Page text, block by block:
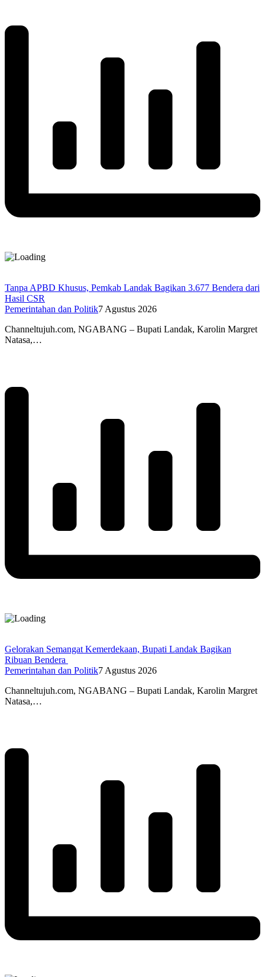
Tanpa APBD Khusus, Pemkab Landak Bagikan 3.677 Bendera dari
Hasil CSR
Pemerintahan dan Politik7 Agustus 2026
Channeltujuh.com, NGABANG – Bupati Landak, Karolin Margret
Natasa,…
Gelorakan Semangat Kemerdekaan, Bupati Landak Bagikan
Ribuan Bendera
Pemerintahan dan Politik7 Agustus 2026
Channeltujuh.com, NGABANG – Bupati Landak, Karolin Margret
Natasa,…